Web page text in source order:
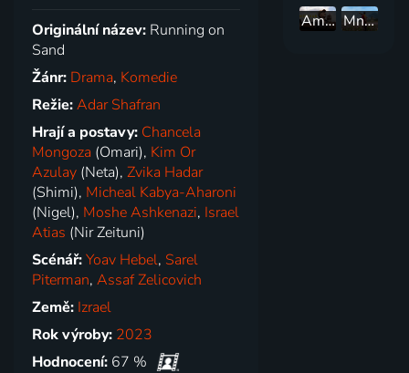
Originální název: Running on
Sand
Žánr: Drama, Komedie
Režie:Adar Shafran
Hrají a postavy: Chancela
Mongoza (Omari), Kim Or
Azulay (Neta),Zvika Hadar
(Shimi), Micheal Kabya-Aharoni
(Nigel), Moshe Ashkenazi, Israel
Atias (Nir Zeituni)
Scénář:Yoav Hebel, Sarel
Piterman,Assaf Zelicovich
Země: Izrael
Rok výroby: 2023
Hodnocení: 67 %
Amerikán
Mnich a puška